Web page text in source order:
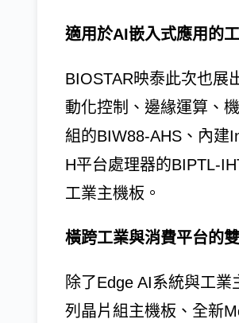
適用於AI嵌入式應用的
BIOSTAR映泰此次也展
動化控制、邊緣運算、
組的BIW88-AHS、內建
H平台處理器的BIPTL-
工業主機板。
橫跨工業與消費平台的
除了Edge AI系統與工
列晶片組主機板、全新